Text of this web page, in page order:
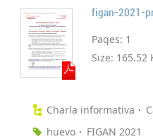
figan-2021-
Pages: 1
Size: 165.52
Charla informativa
huevo
FIGAN 2021